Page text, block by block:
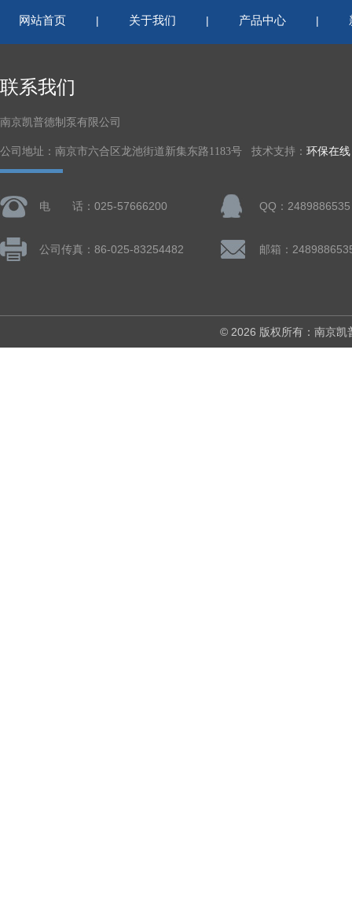
网站首页 | 关于我们 | 产品中心 |
联系我们
南京凯普德制泵有限公司
公司地址：南京市六合区龙池街道新集东路1183号 技术支持： 环保在线
电 话：025-57666200 QQ：2489886535
公司传真：86-025-83254482 邮箱：
© 2026 版权所有：南京